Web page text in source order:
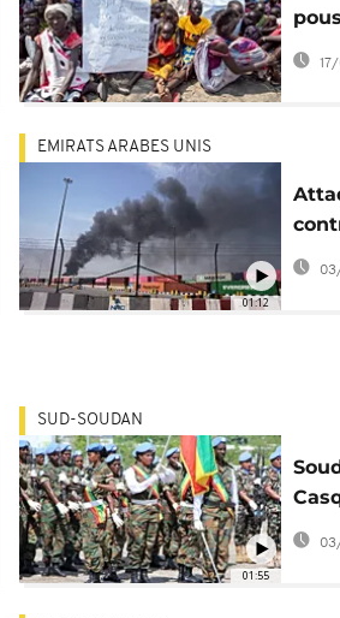
01:12
EMIRATS ARABES UNIS
01:55
SUD-SOUDAN
le